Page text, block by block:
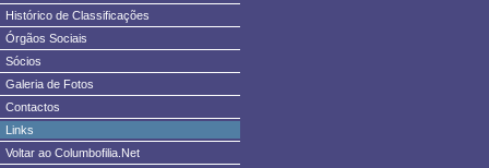
Histórico de Classificações
Órgãos Sociais
Sócios
Galeria de Fotos
Contactos
Links
Voltar ao Columbofilia.Net